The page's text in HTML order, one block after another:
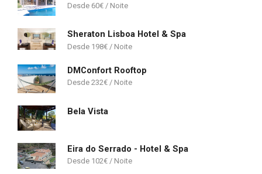
60€
Sheraton Lisboa Hotel & Spa
198€
DMConfort Rooftop
232€
Bela Vista
Eira do Serrado - Hotel & Spa
102€